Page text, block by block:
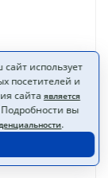
нет в наличии
в избранное
использует
посетителей и
сайта является
вы
.